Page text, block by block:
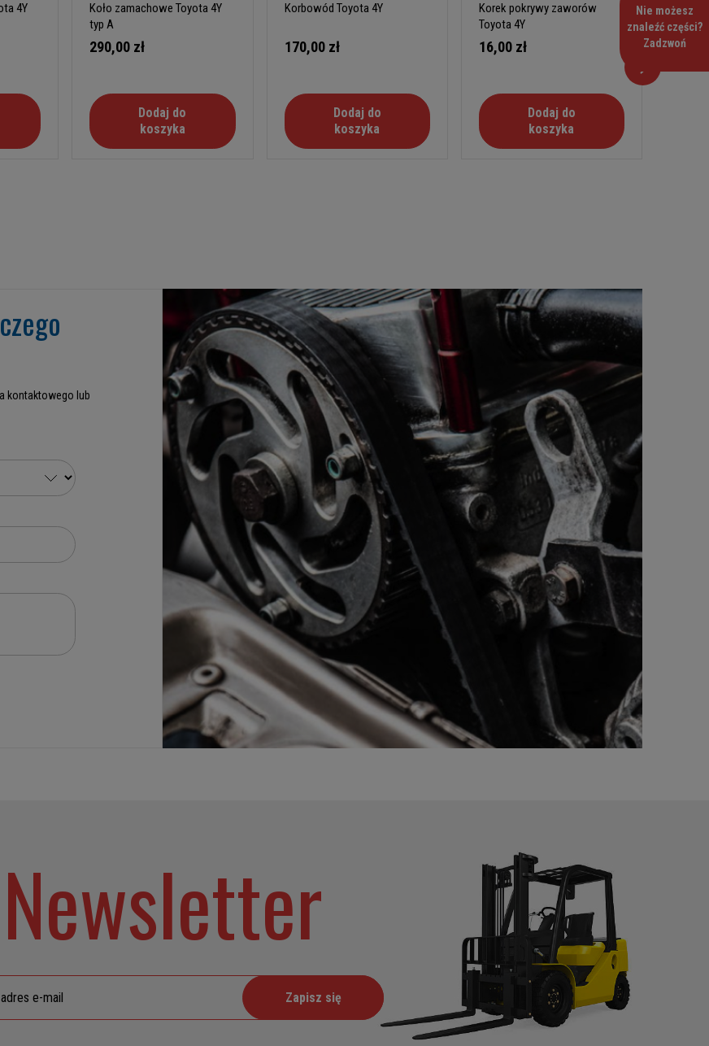
4Y
Koło zamachowe Toyota 4Y
typ A
290,00 zł
Dodaj do
koszyka
Korbowód Toyota 4Y
170,00 zł
Dodaj do
koszyka
Korek pokrywy zaworów
Toyota 4Y
16,00 zł
Dodaj do
koszyka
Korek
35,00
kontaktowego lub
Newsletter
Zapisz się
Nie możesz
znaleźć części?
Zadzwoń